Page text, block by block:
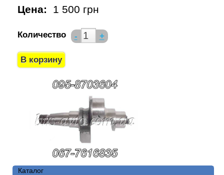
Цена: 1 500 грн
Количество - +
Каталог